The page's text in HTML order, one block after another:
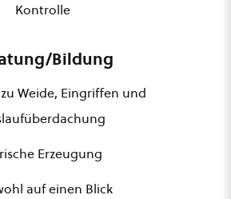
Kontrolle
Bildung
Weide, Eingriffen und
Erzeugung
auf einen Blick